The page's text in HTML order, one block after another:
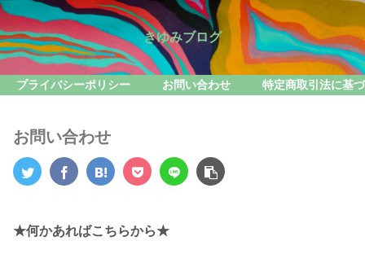
きゆみブログ
プライバシーポリシー お問い合わせ 特定商取引法に基
お問い合わせ
★何かあればこちらから★